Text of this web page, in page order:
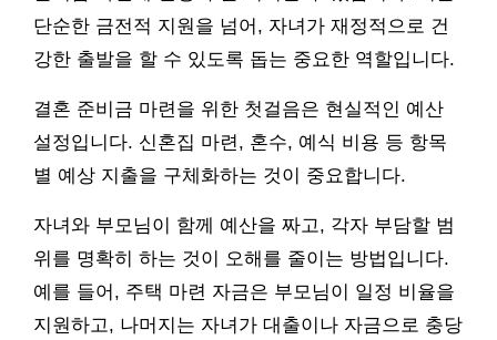
단순한 금전적 지원을 넘어, 자녀가 재정적으로 건
강한 출발을 할 수 있도록 돕는 중요한 역할입니다.
결혼 준비금 마련을 위한 첫걸음은 현실적인 예산
설정입니다. 신혼집 마련, 혼수, 예식 비용 등 항목
별 예상 지출을 구체화하는 것이 중요합니다.
자녀와 부모님이 함께 예산을 짜고, 각자 부담할 범
위를 명확히 하는 것이 오해를 줄이는 방법입니다.
예를 들어, 주택 마련 자금은 부모님이 일정 비율을
지원하고, 나머지는 자녀가 대출이나 자금으로 충당